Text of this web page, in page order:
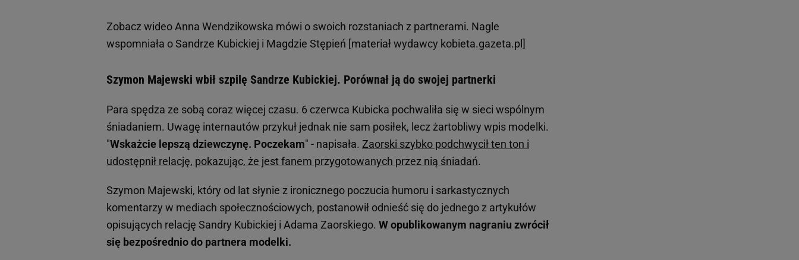
Zobacz wideoAnna Wendzikowska mówi o swoich rozstaniach z partnerami. Nagle
wspomniała o Sandrze Kubickiej i Magdzie Stępień [materiał wydawcy kobieta.gazeta.pl]
Szymon Majewski wbił szpilę Sandrze Kubickiej. Porównał ją do swojej partnerki
Para spędza ze sobą coraz więcej czasu. 6 czerwca Kubicka pochwaliła się w sieci wspólnym
śniadaniem. Uwagę internautów przykuł jednak nie sam posiłek, lecz żartobliwy wpis modelki.
"Wskażcie lepszą dziewczynę. Poczekam" - napisała. Zaorski szybko podchwycił ten ton i
udostępnił relację, pokazując, że jest fanem przygotowanych przez nią śniadań.
Szymon Majewski, który od lat słynie z ironicznego poczucia humoru i sarkastycznych
komentarzy w mediach społecznościowych, postanowił odnieść się do jednego z artykułów
opisujących relację Sandry Kubickiej i Adama Zaorskiego. W opublikowanym nagraniu zwrócił
się bezpośrednio do partnera modelki.